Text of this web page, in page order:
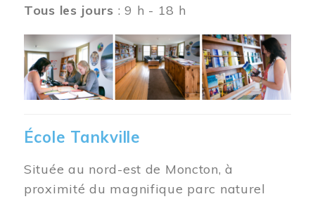
Tous les jours : 9 h - 18 h
Image
École Tankville
Située au nord-est de Moncton, à
proximité du magnifique parc naturel